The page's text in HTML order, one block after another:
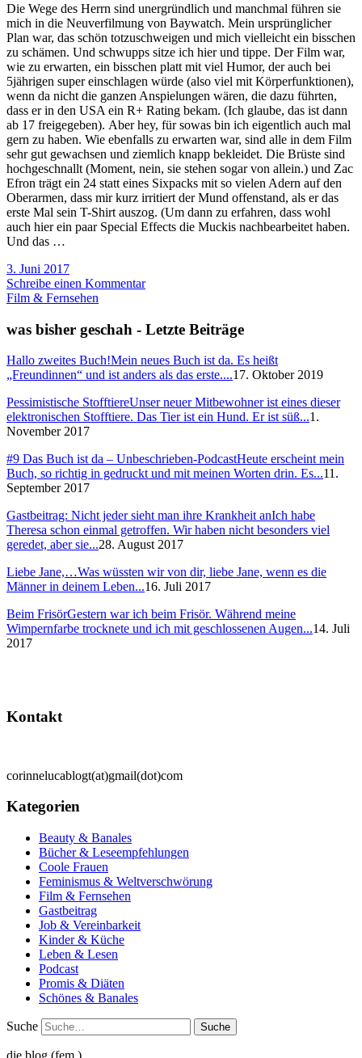
Die Wege des Herrn sind unergründlich und manchmal führen sie
mich in die Neuverfilmung von Baywatch. Mein ursprünglicher
Plan war, das schön totzuschweigen und mich vielleicht ein bisschen
zu schämen. Und schwupps sitze ich hier und tippe. Der Film war,
wie zu erwarten, ein bisschen platt mit viel Humor, der auch bei
5jährigen super einschlagen würde (also viel mit Körperfunktionen),
wenn da nicht die ganzen Anspielungen wären, die dazu führten,
dass er in den USA ein R+ Rating bekam. (Ich glaube, das ist dann
ab 17 freigegeben). Aber hey, für sowas bin ich eigentlich auch mal
gern zu haben. Wie ebenfalls zu erwarten war, sind alle in dem Film
sehr gut gewachsen und ziemlich knapp bekleidet. Die Brüste sind
hochgeschnallt (Moment, nein, sie stehen sogar von allein.) und Zac
Efron trägt ein 24 statt eines Sixpacks mit so vielen Adern auf den
Oberarmen, dass mir kurz irritiert der Mund offenstand, als er das
erste Mal sein T-Shirt auszog. (Um dann zu erfahren, dass wohl
auch hier ein paar Special Effects die Muckis nachbearbeitet haben.
Und das …
3. Juni 2017
Schreibe einen Kommentar
Film & Fernsehen
was bisher geschah - Letzte Beiträge
Hallo zweites Buch!Mein neues Buch ist da. Es heißt
„Freundinnen“ und ist anders als das erste....17. Oktober 2019
Pessimistische StofftiereUnser neuer Mitbewohner ist eines dieser
elektronischen Stofftiere. Das Tier ist ein Hund. Er ist süß...1.
November 2017
#9 Das Buch ist da – Unbeschrieben-PodcastHeute erscheint mein
Buch, so richtig in gedruckt und mit meinen Worten drin. Es...11.
September 2017
Gastbeitrag: Nicht jeder sieht man ihre Krankheit anIch habe
Theresa schon einmal getroffen. Wir haben nicht besonders viel
geredet, aber sie...28. August 2017
Liebe Jane,…Was wüssten wir von dir, liebe Jane, wenn es die
Männer in deinem Leben...16. Juli 2017
Beim FrisörGestern war ich beim Frisör. Während meine
Wimpernfarbe trocknete und ich mit geschlossenen Augen...14. Juli
2017
Kontakt
corinnelucablogt(at)gmail(dot)com
Kategorien
Beauty & Banales
Bücher & Leseempfehlungen
Coole Frauen
Feminismus & Weltverschwörung
Film & Fernsehen
Gastbeitrag
Job & Vereinbarkeit
Kinder & Küche
Leben & Lesen
Podcast
Promis & Diäten
Schönes & Banales
Suche